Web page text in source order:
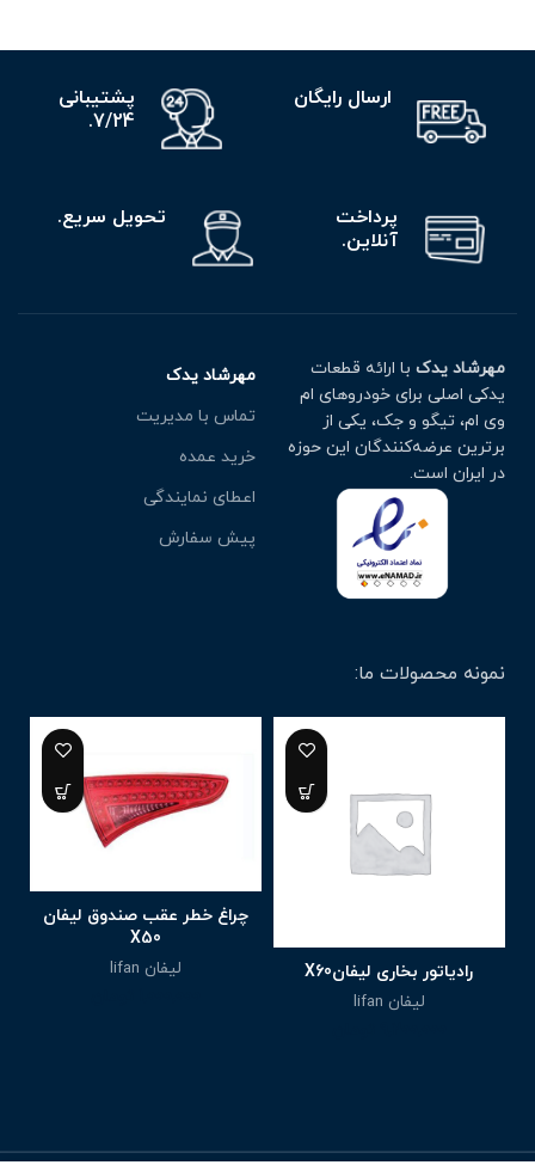
ارسال رایگان
پشتیبانی
7/24.
پرداخت
آنلاین.
تحویل سریع.
مهرشاد یدک با ارائه قطعات
یدکی اصلی برای خودروهای ام
وی ام، تیگو و جک، یکی از
برترین عرضه‌کنندگان این حوزه
در ایران است.
مهرشاد یدک
تماس با مدیریت
خرید عمده
اعطای نمایندگی
پیش سفارش
نمونه محصولات ما:
رادیاتور بخاری لیفانX60
لیفان lifan
چراغ خطر عقب صندوق لیفان
X50
لیفان lifan